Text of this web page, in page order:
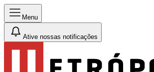
Menu
Ative nossas notificações